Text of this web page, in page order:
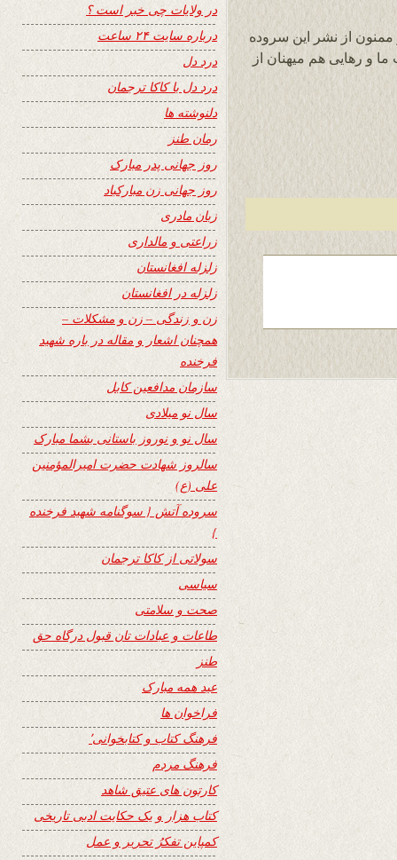
از نشر این سروده
ملت ما و رهایی هم میهنان از
در ولایات چی خبر است ؟
درباره سایت ۲۴ ساعت
درد دل
درد دل با کاکا ترجمان
دلنوشته ها
رمان طنز
روز جهانی پدر مبارک
روز جهانی زن مبارکباد
زبان مادری
زراعتی و مالداری
زلزله افغانستان
زلزله در افغانستان
زن و زندگی – زن و مشکلات –
همچنان اشعار و مقاله در باره شهید
فرخنده
سازمان مدافعین کابل
سال نو میلادی
سال نو و نوروز باستانی بشما مبارک
سالروز شهادت حضرت امیرالمؤمنین
علی (ع)
سروده آتش { سوگنامه شهید فرخنده
}
سولاتی از کاکا ترجمان
سیاسی
صحت و سلامتی
طاعات و عبادات تان قبول درگاه حق
طنز
عید همه مبارک
فراخوان ها
فرهنگ کتاب و کتابخوانی٬
فرهنگ مردم
کارتون های عتیق شاهد
کتاب هزار و یک حکایت ادبی تاریخی
کمپاین تفکرُ تحریر و عمل